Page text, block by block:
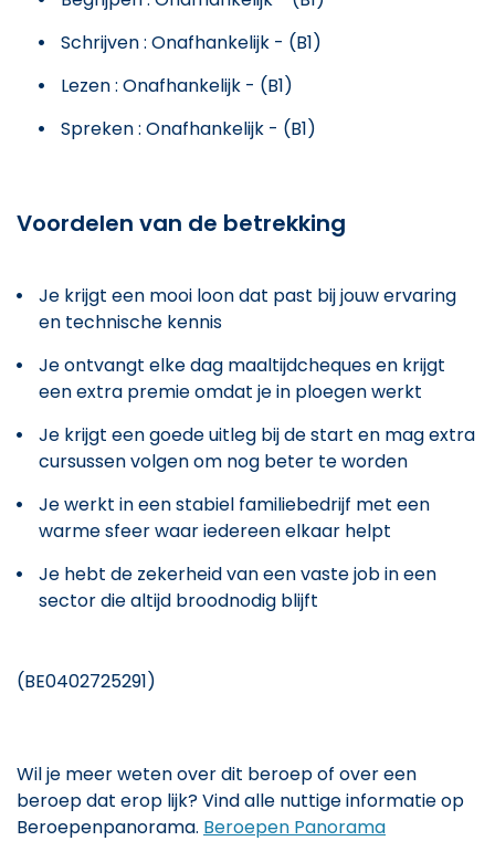
Schrijven : Onafhankelijk - (B1)
Lezen : Onafhankelijk - (B1)
Spreken : Onafhankelijk - (B1)
Voordelen van de betrekking
Je krijgt een mooi loon dat past bij jouw ervaring
en technische kennis
Je ontvangt elke dag maaltijdcheques en krijgt
een extra premie omdat je in ploegen werkt
Je krijgt een goede uitleg bij de start en mag extra
cursussen volgen om nog beter te worden
Je werkt in een stabiel familiebedrijf met een
warme sfeer waar iedereen elkaar helpt
Je hebt de zekerheid van een vaste job in een
sector die altijd broodnodig blijft
(BE0402725291)
Wil je meer weten over dit beroep of over een
beroep dat erop lijk? Vind alle nuttige informatie op
Beroepenpanorama. Beroepen Panorama